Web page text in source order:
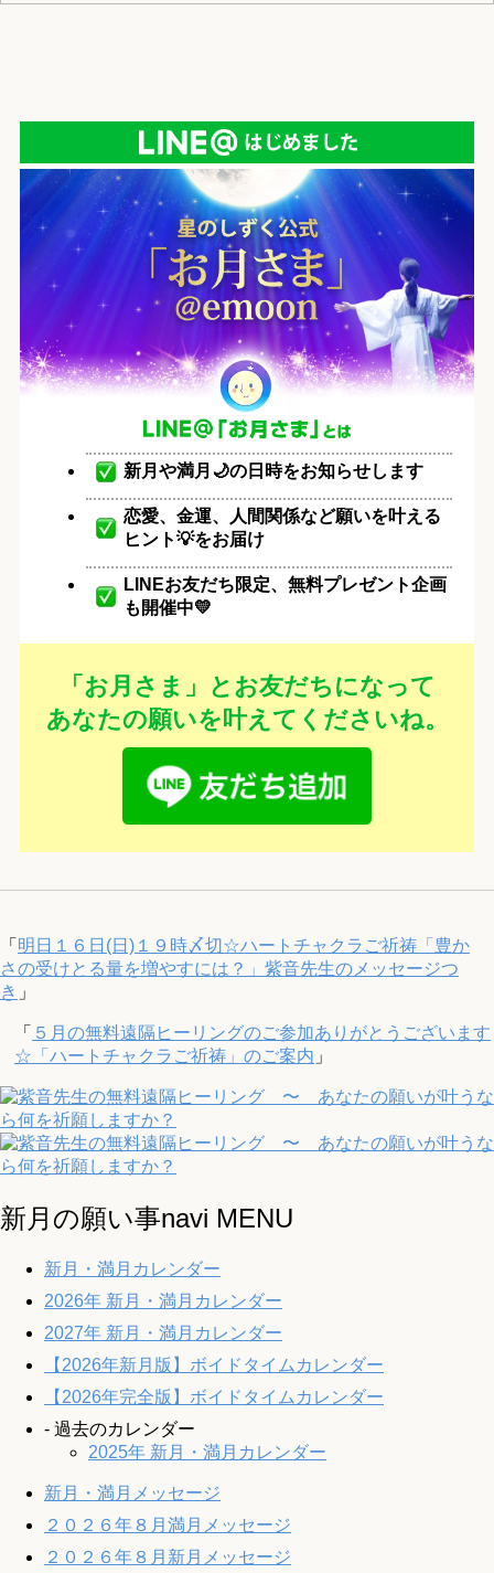
新月や満月🌙の日時をお知らせします
恋愛、金運、人間関係など願いを叶える
ヒント💡をお届け
LINEお友だち限定、無料プレゼント企画
も開催中💛
「お月さま」とお友だちになって
あなたの願いを叶えてくださいね。
「 明日１６日(日)１９時〆切☆ハートチャクラご祈祷「豊か
さの受けとる量を増やすには？」紫音先生のメッセージつ
き 」
「 ５月の無料遠隔ヒーリングのご参加ありがとうございます
☆「ハートチャクラご祈祷」のご案内 」
新月の願い事navi MENU
新月・満月カレンダー
2026年 新月・満月カレンダー
2027年 新月・満月カレンダー
【2026年新月版】ボイドタイムカレンダー
【2026年完全版】ボイドタイムカレンダー
- 過去のカレンダー
2025年 新月・満月カレンダー
新月・満月メッセージ
２０２６年８月満月メッセージ
２０２６年８月新月メッセージ